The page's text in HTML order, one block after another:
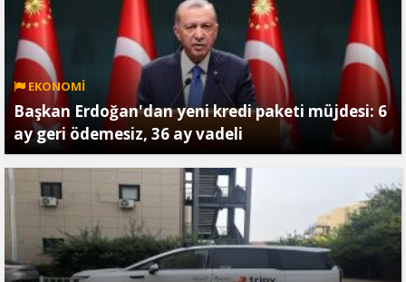
EKONOMİ
Başkan Erdoğan'dan yeni kredi paketi müjdesi: 6
ay geri ödemesiz, 36 ay vadeli